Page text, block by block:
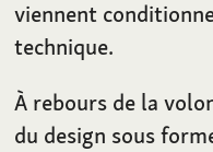
viennent
technique.
À rebours de la
du design sous